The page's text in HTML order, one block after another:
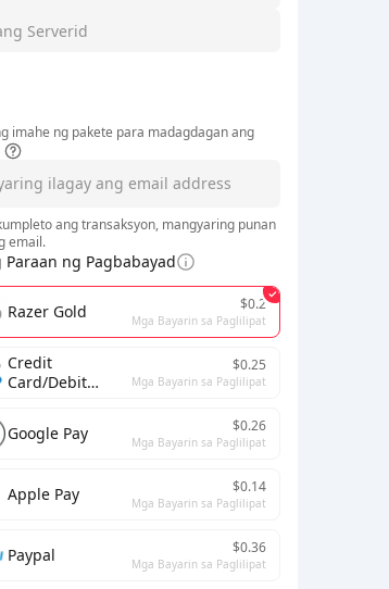
imahe ng pakete para madagdagan ang
ang transaksyon, mangyaring punan
email.
ng Pagbabayad
Razer Gold $0.2
Mga Bayarin sa Paglilipat
Credit
Card/Debit
$0.25
Mga Bayarin sa Paglilipat
Google Pay $0.26
Mga Bayarin sa Paglilipat
Apple Pay $0.14
Mga Bayarin sa Paglilipat
Paypal $0.36
Mga Bayarin sa Paglilipat